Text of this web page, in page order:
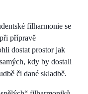
filharmonie se
přípravě
dostat prostor jak
kdy by dostali
či dané skladbě.